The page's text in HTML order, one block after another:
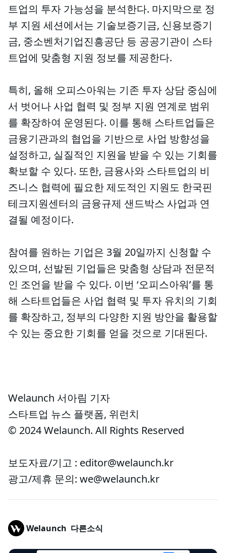
트업의 투자 가능성을 분석한다. 마지막으로 정
부 지원 세션에서는 기술보증기금, 신용보증기
금, 중소벤처기업진흥공단 등 공공기관이 스타
트업에 맞춤형 지원 정보를 제공한다.
특히, 올해 오피스아워는 기존 투자 상담 중심에
서 벗어나 사업 협력 및 정부 지원 연계로 범위
를 확장하여 운영된다. 이를 통해 스타트업들은
금융기관과의 협업을 기반으로 사업 방향성을
설정하고, 실질적인 지원을 받을 수 있는 기회를
확보할 수 있다. 또한, 금융사와 스타트업의 비
즈니스 협력에 필요한 제도적인 지원도 한국핀
테크지원센터의 금융규제 샌드박스 사업과 연
결될 예정이다.
참여를 원하는 기업은 3월 20일까지 신청할 수
있으며, 선발된 기업들은 맞춤형 상담과 전문적
인 조언을 받을 수 있다. 이번 ‘오피스아워’를 통
해 스타트업들은 사업 협력 및 투자 유치의 기회
를 확장하고, 정부의 다양한 지원 방안을 활용할
수 있는 중요한 기회를 얻을 것으로 기대된다.
Welaunch 서아림 기자
스타트업 뉴스 플랫폼, 위런치
© 2024 Welaunch. All Rights Reserved
보도자료/기고 : editor@welaunch.kr
광고/제휴 문의: we@welaunch.kr
Welaunch 다른소식